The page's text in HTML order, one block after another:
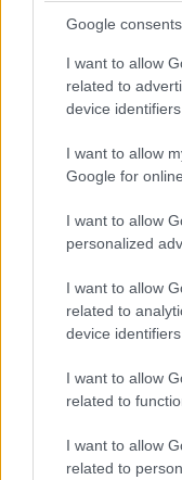
Google consents
I want to allow
related to
device identifiers
I want to allow
Google for
I want to allow
personalized
I want to allow
related to
device identifiers
I want to allow
related to
I want to allow
related to